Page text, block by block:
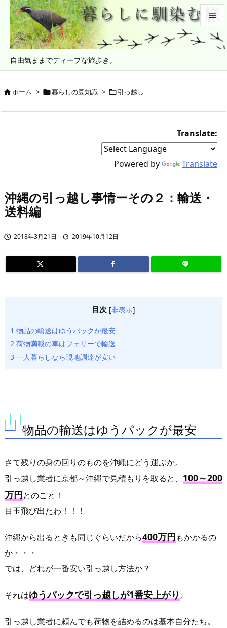
自由気ままでディープな旅歩き。


メニュ

検索
ホーム > 暮らしの豆知識 > 引っ越し
Translate:
Powered by Translate
沖縄の引っ越し事情ーその２：輸送・
送料編
 2018年3月21日  2019年10月12日
目次 [非表示]
1 物品の輸送はゆうパックが最安
2 荷物満載の車はフェリーで輸送
3 一人暮らしなら現地調達が安い
物品の輸送はゆうパックが最安
さて残りの身の回りのものを沖縄にどう運ぶか。
引っ越し業者に京都～沖縄で見積もりを取ると、 100～200
万円とのこと！
目玉飛び出たわ！！！
沖縄から出るときも同じぐらいだから400万円もかかるの
か・・・
では、どれが一番安い引っ越し方法か？
それはゆうパックで引っ越しが1番安上がり。
引っ越し業者に頼んでも荷物を詰めるのは基本自分たち。